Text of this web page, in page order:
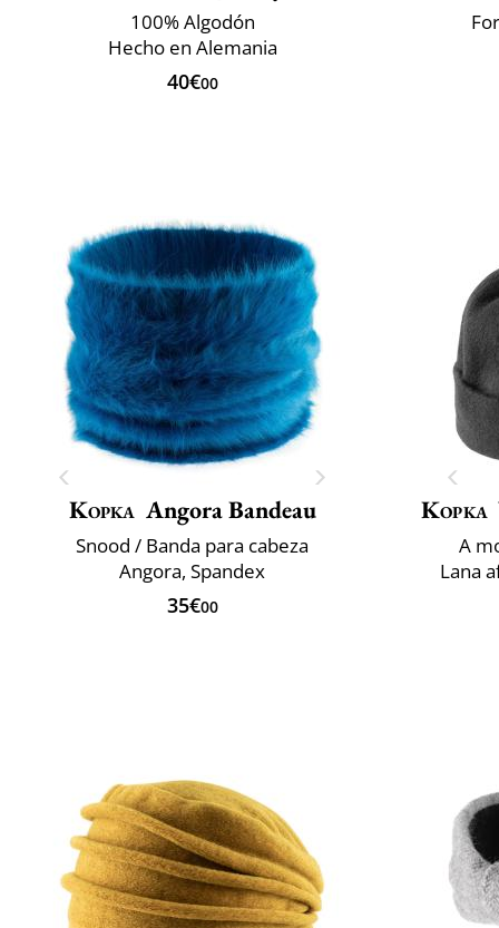
100% Algodón
Hecho en Alemania
40€00
Kopka Angora Bandeau
Snood / Banda para cabeza
Angora, Spandex
35€00
Kopka
A
Lana